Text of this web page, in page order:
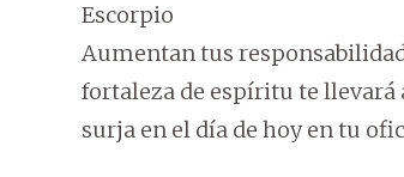
Escorpio
Aumentan tus
fortaleza de espíritu te llevará
surja en el día de hoy en tu